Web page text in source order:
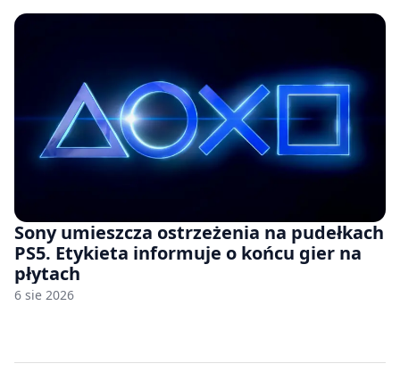
Sony umieszcza ostrzeżenia na pudełkach
PS5. Etykieta informuje o końcu gier na
płytach
6 sie 2026